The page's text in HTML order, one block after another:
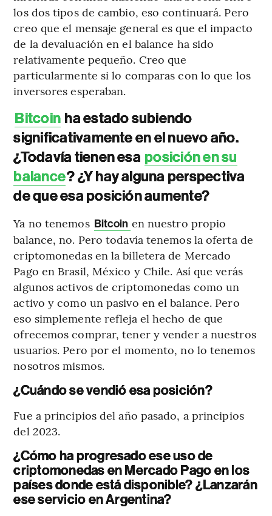
los dos tipos de cambio, eso continuará. Pero
creo que el mensaje general es que el impacto
de la devaluación en el balance ha sido
relativamente pequeño. Creo que
particularmente si lo comparas con lo que los
inversores esperaban.
Bitcoin ha estado subiendo
significativamente en el nuevo año.
¿Todavía tienen esa posición en su
balance? ¿Y hay alguna perspectiva
de que esa posición aumente?
Ya no tenemos Bitcoin en nuestro propio
balance, no. Pero todavía tenemos la oferta de
criptomonedas en la billetera de Mercado
Pago en Brasil, México y Chile. Así que verás
algunos activos de criptomonedas como un
activo y como un pasivo en el balance. Pero
eso simplemente refleja el hecho de que
ofrecemos comprar, tener y vender a nuestros
usuarios. Pero por el momento, no lo tenemos
nosotros mismos.
¿Cuándo se vendió esa posición?
Fue a principios del año pasado, a principios
del 2023.
¿Cómo ha progresado ese uso de
criptomonedas en Mercado Pago en los
países donde está disponible? ¿Lanzarán
ese servicio en Argentina?